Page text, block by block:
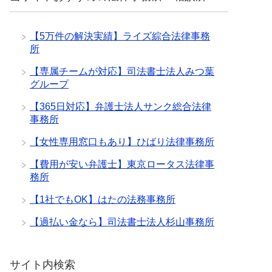
【5万件の解決実績】ライズ綜合法律事務
所
【専属チームが対応】司法書士法人みつ葉
グループ
【365日対応】弁護士法人サンク総合法律
事務所
【女性専用窓口もあり】ひばり法律事務所
【費用が安い弁護士】東京ロータス法律事
務所
【1社でもOK】はたの法務事務所
【過払い金なら】司法書士法人杉山事務所
サイト内検索